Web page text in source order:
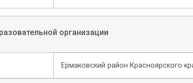
организации
Ермаковский район Красноярского